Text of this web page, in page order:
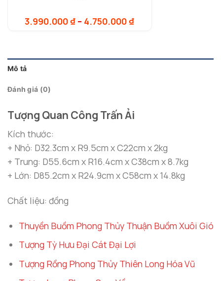
3.990.000₫ – 4.750.000₫Khoảng
4.750.000 ₫
Mô tả
Đánh giá (0)
Tượng Quan Công Trấn Ải
Kích thước:
+ Nhỏ: D32.3cm x R9.5cm x C22cm x 2kg
+ Trung: D55.6cm x R16.4cm x C38cm x 8.7kg
+ Lớn: D85.2cm x R24.9cm x C58cm x 14.8kg
Chất liệu: đồng
Thuyền Buồm Phong Thủy Thuận Buồm Xuôi Gió
Tượng Tỳ Hưu Đại Cát Đại Lợi
Tượng Rồng Phong Thủy Thiên Long Hóa Vũ